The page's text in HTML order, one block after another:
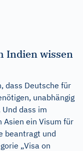
Indien wissen
dass Deutsche für
unabhängig
dass im
Asien ein Visum für
beantragt und
„Visa on